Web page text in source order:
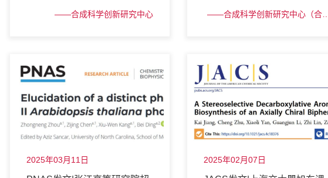
二炔，钌负载与绿氨合成
——合成科学创新研究中心
态二维配位聚合物
——合成科学创新研究中心（合成
2025年03月11日 2025年02月07日